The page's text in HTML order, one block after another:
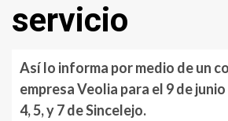
servicio
Así lo informa por medio de un
empresa Veolia para el 9 de junio
4, 5, y 7 de Sincelejo.